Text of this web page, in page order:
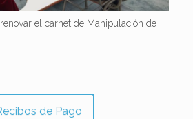
el carnet de Manipulación de
de Pago